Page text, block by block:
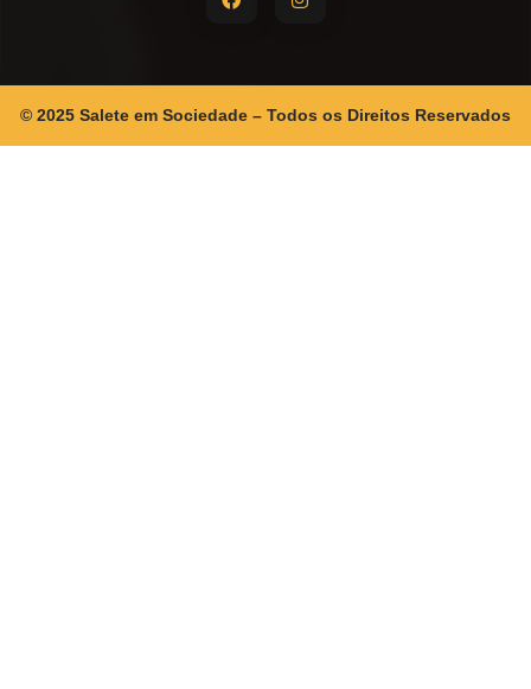
© 2025 Salete em Sociedade – Todos os Direitos Reservados